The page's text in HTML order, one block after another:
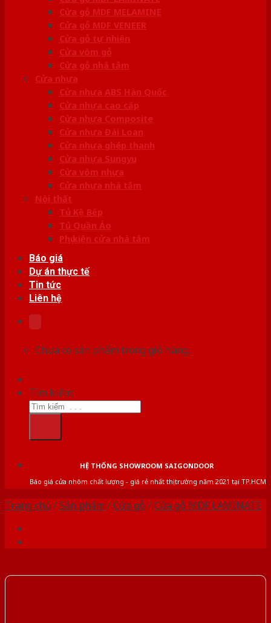
Cửa gỗ MDF MELAMINE
Cửa gỗ MDF VENEER
Cửa gỗ tự nhiên
Cửa vòm gỗ
Cửa gỗ nhà tắm
Cửa nhựa
Cửa nhựa ABS Hàn Quốc
Cửa nhựa cao cấp
Cửa nhựa Composite
Cửa nhựa Đài Loan
Cửa nhựa ghép thanh
Cửa nhựa Sungyu
Cửa vòm nhựa
Cửa nhựa nhà tắm
Nội thất
Tủ Kệ Bếp
Tủ Quần Áo
Phụ kiện cửa nhà tắm
Báo giá
Dự án thực tế
Tin tức
Liên hệ
Chưa có sản phẩm trong giỏ hàng.
Tìm kiếm:
HỆ THỐNG SHOWROOM SAIGONDOOR
Báo giá cửa nhôm chất lượng - giá rẻ nhất thị trường năm 2021 tại TP.HCM
Trang chủ /Sản phẩm /Cửa gỗ /Cửa gỗ MDF LAMINATE